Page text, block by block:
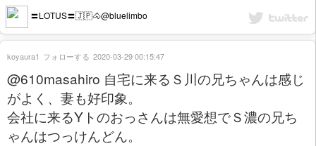
〓LOTUS〓🇯🇵🐴@bluelimbo
@610masahiro 自宅に来るＳ川の兄ちゃんは感じ
がよく、妻も好印象。
会社に来るYトのおっさんは無愛想でＳ濃の兄ち
ゃんはつっけんどん。
koyaura1 フォローする 2020-03-29 00:15:47